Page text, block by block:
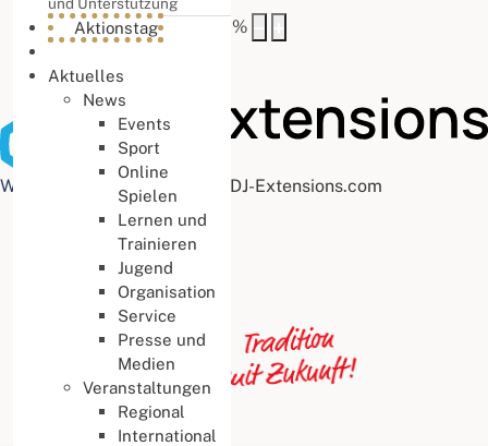
Buchstabenabstand
%
Web Accessibility plugin by DJ-Extensions.com
Aktionstag
Aktuelles
News
Events
Sport
Online
Spielen
Lernen und
Trainieren
Jugend
Organisation
Service
Presse und
Medien
Veranstaltungen
Regional
International